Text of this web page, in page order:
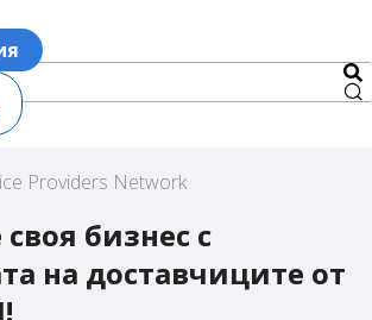
Providers Network
бизнес с
на доставчиците от
за която се нуждаете от помощ :
в която се нуждаете от
опции за език по-долу: